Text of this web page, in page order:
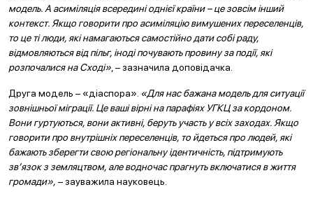
модель. А асиміляція всередині однієї країни – це зовсім інший
контекст. Якщо говорити про асиміляцію вимушених переселенців,
то це ті люди, які намагаються самостійно дати собі раду,
відмовляються від пільг, іноді почувають провину за події, які
розпочалися на Сході» , – зазначила доповідачка.
Друга модель – «діаспора». «Для нас бажана модель для ситуації
зовнішньої міграції. Це ваші вірні на парафіях УГКЦ за кордоном.
Вони гуртуються, вони активні, беруть участь у всіх заходах. Якщо
говорити про внутрішніх переселенців, то йдеться про людей, які
бажають зберегти свою регіональну ідентичність, підтримують
зв’язок з земляцтвом, але водночас прагнуть включатися в життя
громади», – зауважила науковець.